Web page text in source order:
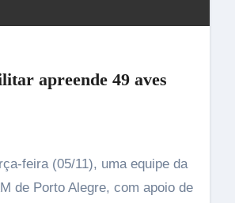
apreende 49 aves
feira (05/11), uma equipe da
de Porto Alegre, com apoio de